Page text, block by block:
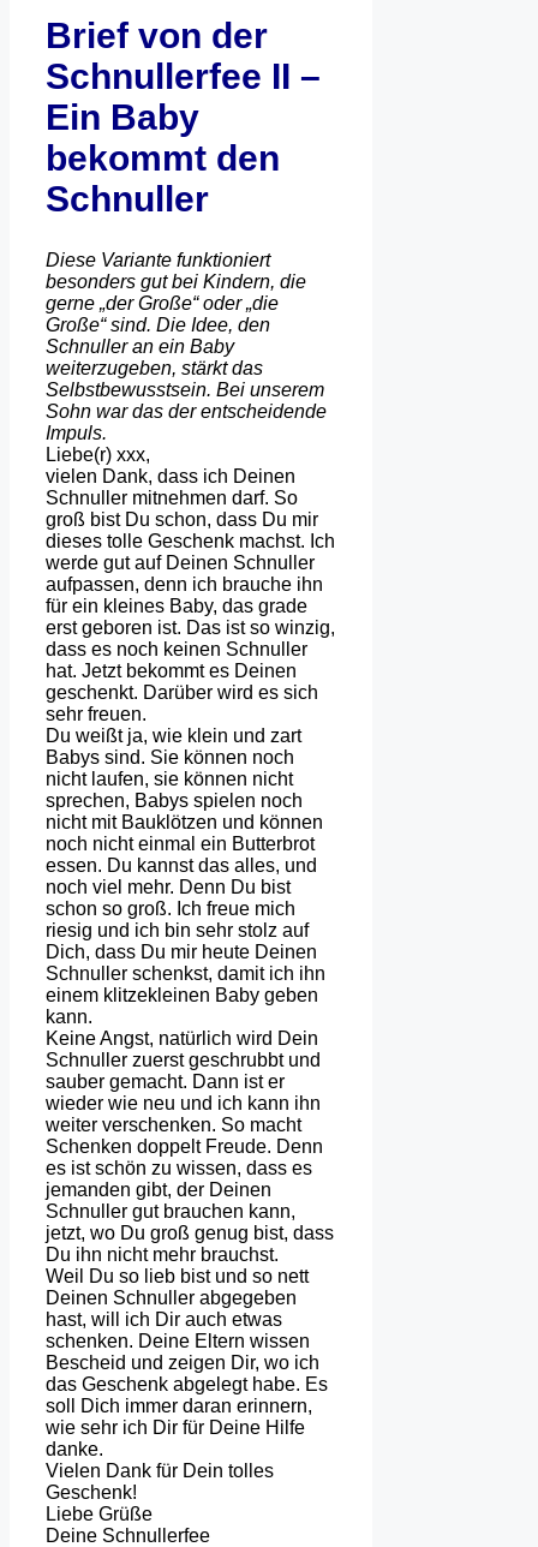
Brief von der
Schnullerfee II –
Ein Baby
bekommt den
Schnuller
Diese Variante funktioniert
besonders gut bei Kindern, die
gerne „der Große“ oder „die
Große“ sind. Die Idee, den
Schnuller an ein Baby
weiterzugeben, stärkt das
Selbstbewusstsein. Bei unserem
Sohn war das der entscheidende
Impuls.
Liebe(r) xxx,
vielen Dank, dass ich Deinen
Schnuller mitnehmen darf. So
groß bist Du schon, dass Du mir
dieses tolle Geschenk machst. Ich
werde gut auf Deinen Schnuller
aufpassen, denn ich brauche ihn
für ein kleines Baby, das grade
erst geboren ist. Das ist so winzig,
dass es noch keinen Schnuller
hat. Jetzt bekommt es Deinen
geschenkt. Darüber wird es sich
sehr freuen.
Du weißt ja, wie klein und zart
Babys sind. Sie können noch
nicht laufen, sie können nicht
sprechen, Babys spielen noch
nicht mit Bauklötzen und können
noch nicht einmal ein Butterbrot
essen. Du kannst das alles, und
noch viel mehr. Denn Du bist
schon so groß. Ich freue mich
riesig und ich bin sehr stolz auf
Dich, dass Du mir heute Deinen
Schnuller schenkst, damit ich ihn
einem klitzekleinen Baby geben
kann.
Keine Angst, natürlich wird Dein
Schnuller zuerst geschrubbt und
sauber gemacht. Dann ist er
wieder wie neu und ich kann ihn
weiter verschenken. So macht
Schenken doppelt Freude. Denn
es ist schön zu wissen, dass es
jemanden gibt, der Deinen
Schnuller gut brauchen kann,
jetzt, wo Du groß genug bist, dass
Du ihn nicht mehr brauchst.
Weil Du so lieb bist und so nett
Deinen Schnuller abgegeben
hast, will ich Dir auch etwas
schenken. Deine Eltern wissen
Bescheid und zeigen Dir, wo ich
das Geschenk abgelegt habe. Es
soll Dich immer daran erinnern,
wie sehr ich Dir für Deine Hilfe
danke.
Vielen Dank für Dein tolles
Geschenk!
Liebe Grüße
Deine Schnullerfee